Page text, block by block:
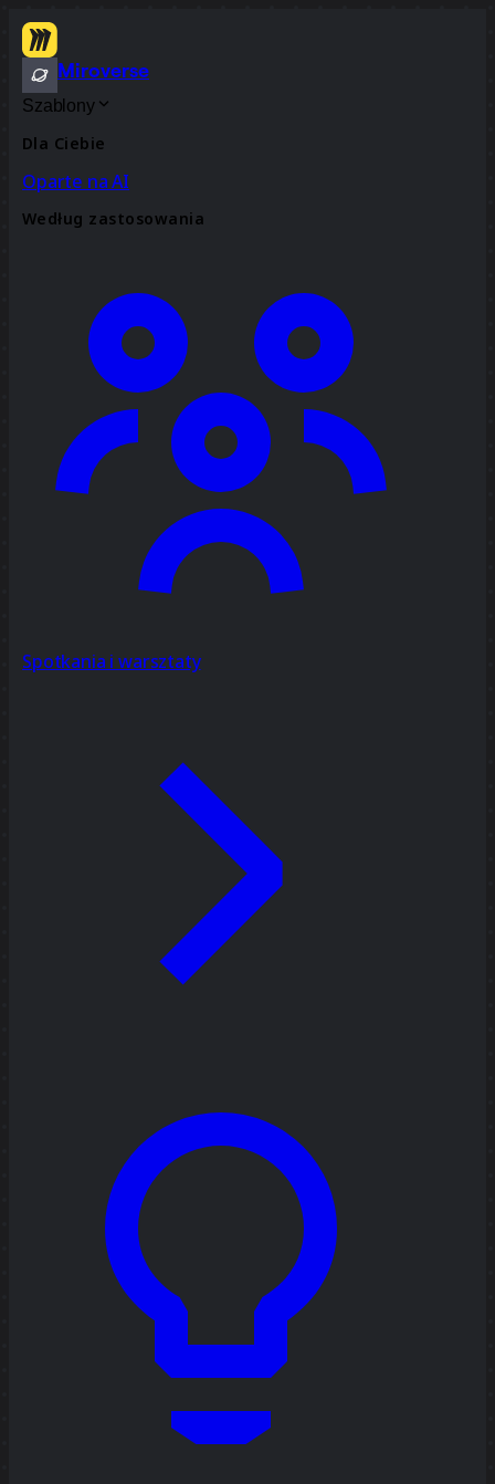
Miroverse
Szablony
Dla Ciebie
Oparte na AI
Według zastosowania
Spotkania i warsztaty